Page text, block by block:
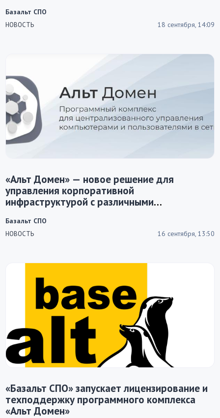
НОВОСТЬ 18 сентября, 14:09
Базальт СПО
«Альт Домен» — новое решение для
управления корпоративной
инфраструктурой с различными
НОВОСТЬ 16 сентября, 13:50
Базальт СПО
«Базальт СПО» запускает лицензирование и
техподдержку программного комплекса
«Альт Домен»